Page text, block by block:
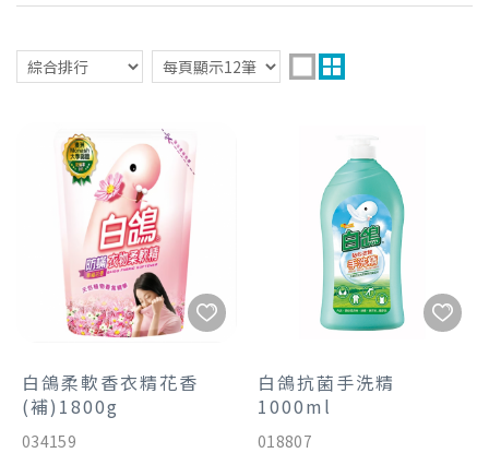
白鴿柔軟香衣精花香
(補)1800g
034159
白鴿抗菌手洗精
1000ml
018807